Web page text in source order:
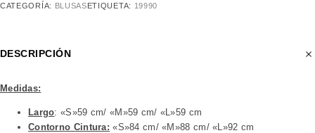
CATEGORÍA: BLUSASETIQUETA: 19990
DESCRIPCIÓN
Medidas:
Largo: «S»59 cm/ «M»59 cm/ «L»59 cm
Contorno Cintura: «S»84 cm/ «M»88 cm/ «L»92 cm